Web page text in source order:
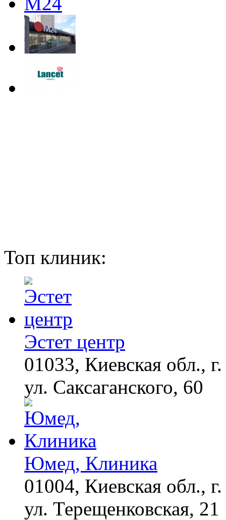
Топ клиник:
Эстет центр
01033, Киевская обл.,
ул. Саксаганского, 60
Юмед, Клиника
01004, Киевская обл.,
ул. Терещенковская, 21